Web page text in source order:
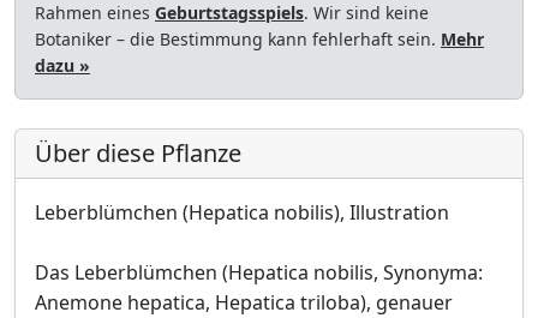
Rahmen eines Geburtstagsspiels. Wir sind keine
Botaniker – die Bestimmung kann fehlerhaft sein. Mehr
dazu »
Über diese Pflanze
Leberblümchen (Hepatica nobilis), Illustration
Das Leberblümchen (Hepatica nobilis, Synonyma:
Anemone hepatica, Hepatica triloba), genauer